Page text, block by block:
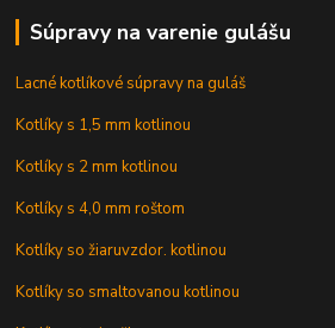
Súpravy na varenie gulášu
Lacné kotlíkové súpravy na guláš
Kotlíky s 1,5 mm kotlinou
Kotlíky s 2 mm kotlinou
Kotlíky s 4,0 mm roštom
Kotlíky so žiaruvzdor. kotlinou
Kotlíky so smaltovanou kotlinou